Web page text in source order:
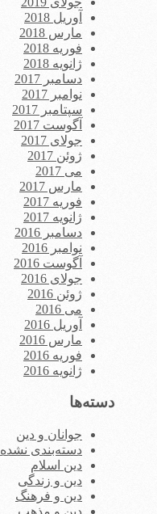
آوریل 2018
مارس 2018
فوریه 2018
ژانویه 2018
دسامبر 2017
نوامبر 2017
سپتامبر 2017
آگوست 2017
جولای 2017
ژوئن 2017
می 2017
مارس 2017
فوریه 2017
ژانویه 2017
دسامبر 2016
نوامبر 2016
آگوست 2016
جولای 2016
ژوئن 2016
می 2016
آوریل 2016
مارس 2016
فوریه 2016
ژانویه 2016
دسته‌ها
جوانان و دین
دسته‌بندی نشده
دین اسلام
دین و زندگی
دین و فرهنگ
دین و مذهب